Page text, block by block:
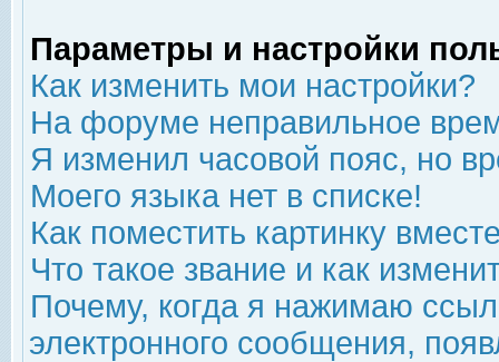
Параметры и настройки
Как изменить мои настройки?
На форуме неправильное
Я изменил часовой пояс, но
Моего языка нет в списке!
Как поместить картинку
Что такое звание и как
Почему, когда я нажимаю
электронного сообщения,